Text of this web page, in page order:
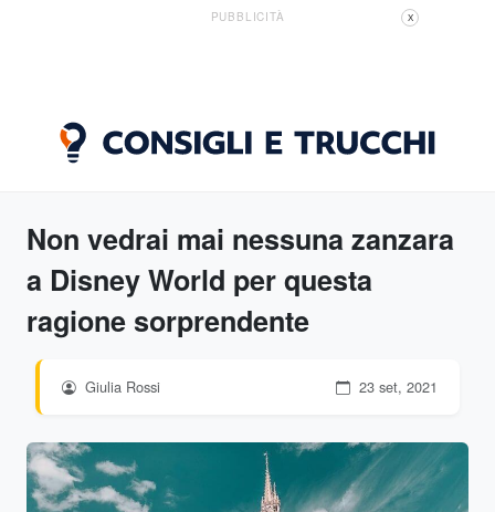
PUBBLICITÀ X
Non vedrai mai nessuna zanzara
a Disney World per questa
ragione sorprendente
Giulia Rossi 23 set, 2021